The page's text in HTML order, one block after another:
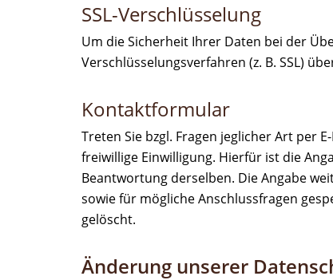
SSL-Verschlüsselung
Um die Sicherheit Ihrer Daten bei der
Verschlüsselungsverfahren (z. B. SSL)
Kontaktformular
Treten Sie bzgl. Fragen jeglicher Art per
freiwillige Einwilligung. Hierfür ist die
Beantwortung derselben. Die Angabe
sowie für mögliche Anschlussfragen
gelöscht.
Änderung unserer